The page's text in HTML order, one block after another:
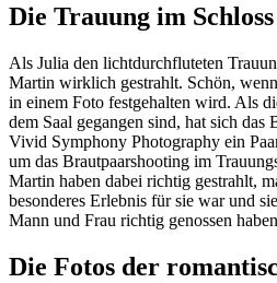
Die Trauung im
Als Julia den lichtdurchfluteten
Martin wirklich gestrahlt. Schön,
in einem Foto festgehalten wird. Als
dem Saal gegangen sind, hat sich das
Vivid Symphony Photography ein
um das Brautpaarshooting im
Martin haben dabei richtig gestrahlt,
besonderes Erlebnis für sie war und
Mann und Frau richtig genossen
Die Fotos der